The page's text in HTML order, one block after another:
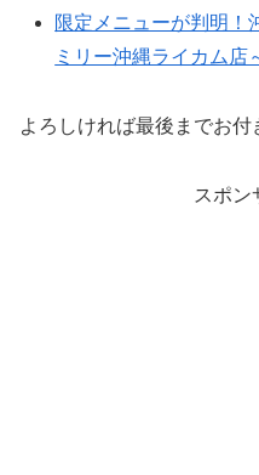
限定メニューが判明！
ミリー沖縄ライカム店
よろしければ最後までお付
スポン